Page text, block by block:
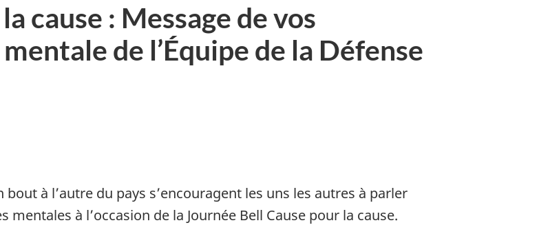
cause : Message de vos
de l’Équipe de la Défense
à l’autre du pays s’encouragent les uns les autres à parler
à l’occasion de la Journée Bell Cause pour la cause.